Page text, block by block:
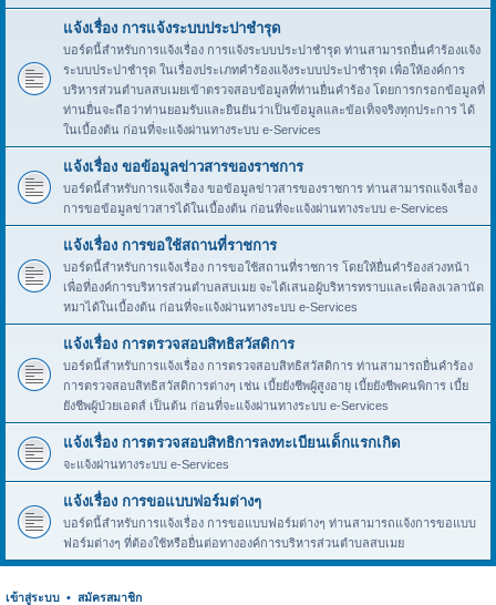
แจ้งเรื่อง การแจ้งระบบประปาชำรุด
บอร์ดนี้สำหรับการแจ้งเรื่อง การแจ้งระบบประปาชำรุด ท่านสามารถยื่นคำร้องแจ้ง
ระบบประปาชำรุด ในเรื่องประเภทคำร้องแจ้งระบบประปาชำรุด เพื่อให้องค์การ
บริหารส่วนตำบลสบเมยเข้าตรวจสอบข้อมูลที่ท่านยื่นคำร้อง โดยการกรอกข้อมูลที่
ท่านยื่นจะถือว่าท่านยอมรับและยืนยันว่าเป็นข้อมูลและข้อเท็จจริงทุกประการ ได้
ในเบื้องต้น ก่อนที่จะแจ้งผ่านทางระบบ e-Services
แจ้งเรื่อง ขอข้อมูลข่าวสารของราชการ
บอร์ดนี้สำหรับการแจ้งเรื่อง ขอข้อมูลข่าวสารของราชการ ท่านสามารถแจ้งเรื่อง
การขอข้อมูลข่าวสารได้ในเบื้องต้น ก่อนที่จะแจ้งผ่านทางระบบ e-Services
แจ้งเรื่อง การขอใช้สถานที่ราชการ
บอร์ดนี้สำหรับการแจ้งเรื่อง การขอใช้สถานที่ราชการ โดยให้ยื่นคำร้องล่วงหน้า
เพื่อที่องค์การบริหารส่วนตำบลสบเมย จะได้เสนอผู้บริหารทราบและเพื่อลงเวลานัด
หมาได้ในเบื้องต้น ก่อนที่จะแจ้งผ่านทางระบบ e-Services
แจ้งเรื่อง การตรวจสอบสิทธิสวัสดิการ
บอร์ดนี้สำหรับการแจ้งเรื่อง การตรวจสอบสิทธิสวัสดิการ ท่านสามารถยื่นคำร้อง
การตรวจสอบสิทธิสวัสดิการต่างๆ เช่น เบี้ยยังชีพผู้สูงอายุ เบี้ยยังชีพคนพิการ เบี้ย
ยังชีพผู้ป่วยเอดส์ เป็นต้น ก่อนที่จะแจ้งผ่านทางระบบ e-Services
แจ้งเรื่อง การตรวจสอบสิทธิการลงทะเบียนเด็กแรกเกิด
จะแจ้งผ่านทางระบบ e-Services
แจ้งเรื่อง การขอแบบฟอร์มต่างๆ
บอร์ดนี้สำหรับการแจ้งเรื่อง การขอแบบฟอร์มต่างๆ ท่านสามารถแจ้งการขอแบบ
ฟอร์มต่างๆ ที่ต้องใช้หรือยื่นต่อทางองค์การบริหารส่วนตำบลสบเมย
เข้าสู่ระบบ • สมัครสมาชิก